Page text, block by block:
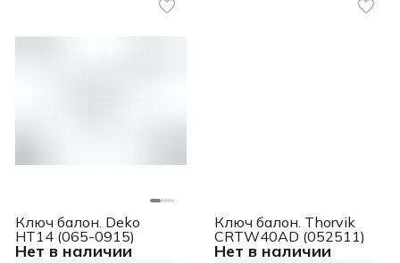
Нет в наличии
Ключ балон. Deko
HT14 (065-0915)
Нет в наличии
Ключ балон. Thorvik
CRTW40AD (052511)